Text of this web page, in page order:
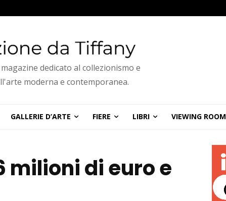
dedicato al collezionismo e
moderna e contemporanea.
GALLERIE D’ARTE FIERE LIBRI VIEWING ROOM
milioni di euro e